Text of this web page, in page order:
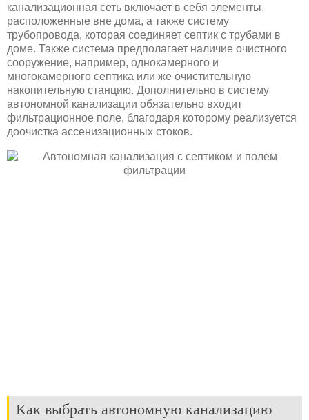
канализационная сеть включает в себя элементы,
расположенные вне дома, а также систему
трубопровода, которая соединяет септик с трубами в
доме. Также система предполагает наличие очистного
сооружение, например, однокамерного и
многокамерного септика или же очистительную
накопительную станцию. Дополнительно в систему
автономной канализации обязательно входит
фильтрационное поле, благодаря которому реализуется
доочистка ассенизационных стоков.
Как выбрать автономную канализацию